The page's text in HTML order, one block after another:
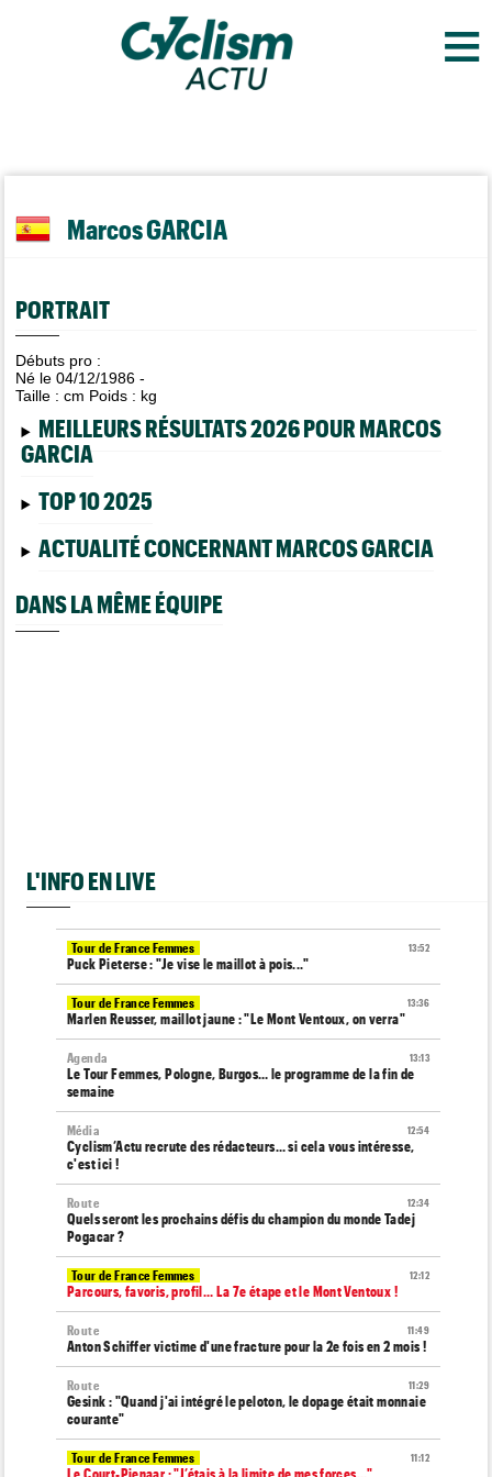
≡
Marcos GARCIA
PORTRAIT
Débuts pro :
Né le 04/12/1986 -
Taille :cm Poids : kg
MEILLEURS RÉSULTATS 2026 POUR MARCOS
GARCIA
TOP 10 2025
ACTUALITÉ CONCERNANT MARCOS GARCIA
DANS LA MÊME ÉQUIPE
L'INFO EN LIVE
13:52
Tour de France Femmes
Puck Pieterse : "Je vise le maillot à pois..."
13:36
Tour de France Femmes
Marlen Reusser, maillot jaune : "Le Mont Ventoux, on verra"
13:13
Agenda
Le Tour Femmes, Pologne, Burgos… le programme de la fin de
semaine
12:54
Média
Cyclism’Actu recrute des rédacteurs… si cela vous intéresse,
c'est ici !
12:34
Route
Quels seront les prochains défis du champion du monde Tadej
Pogacar ?
12:12
Tour de France Femmes
Parcours, favoris, profil… La 7e étape et le Mont Ventoux !
11:49
Route
Anton Schiffer victime d'une fracture pour la 2e fois en 2 mois !
11:29
Route
Gesink : "Quand j'ai intégré le peloton, le dopage était monnaie
courante"
11:12
Tour de France Femmes